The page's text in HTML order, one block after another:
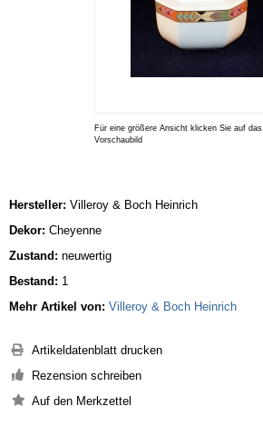
Für eine größere Ansicht klicken Sie auf das
Vorschaubild
Hersteller: Villeroy & Boch Heinrich
Dekor: Cheyenne
Zustand: neuwertig
Bestand: 1
Mehr Artikel von: Villeroy & Boch Heinrich
Artikeldatenblatt drucken
Rezension schreiben